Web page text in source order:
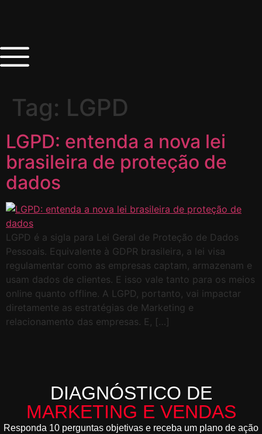
Tag: LGPD
LGPD: entenda a nova lei
brasileira de proteção de
dados
LGPD é a sigla para Lei Geral de Proteção de Dados
Pessoais. Equivalente à GDPR brasileira, a lei visa
regulamentar como as empresas captam, armazenam e
usam dados de clientes. E isso vale tanto para os meios
online quanto offline. A LGPD, portanto, vai impactar
diretamente as estratégias de Marketing e
relacionamento das empresas. E, […]
DIAGNÓSTICO DE
MARKETING E VENDAS
Responda 10 perguntas objetivas e receba um plano de ação